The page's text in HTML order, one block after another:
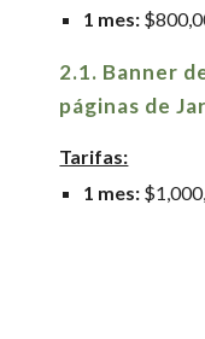
1 mes:
2.1. Banner
páginas de
Tarifas:
1 mes: $1,0